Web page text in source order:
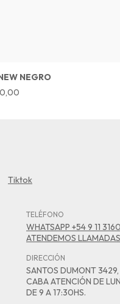
NEGRO
Tiktok
TELÉFONO
WHATSAPP +54 9 11
ATENDEMOS LLAMADAS
DIRECCIÓN
SANTOS DUMONT 3429,
CABA ATENCIÓN DE
DE 9 A 17:30HS.